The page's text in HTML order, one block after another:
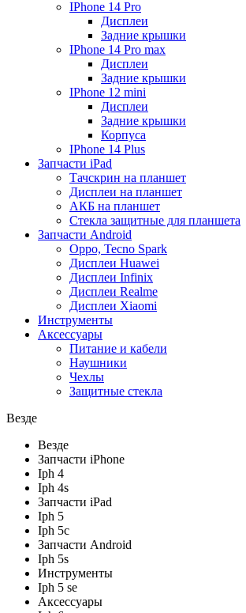
IPhone 14 Pro
Дисплеи
Задние крышки
IPhone 14 Pro max
Дисплеи
Задние крышки
IPhone 12 mini
Дисплеи
Задние крышки
Корпуса
IPhone 14 Plus
Запчасти iPad
Тачскрин на планшет
Дисплеи на планшет
АКБ на планшет
Стекла защитные для планшета
Запчасти Android
Oppo, Tecno Spark
Дисплеи Huawei
Дисплеи Infinix
Дисплеи Realme
Дисплеи Xiaomi
Инструменты
Аксессуары
Питание и кабели
Наушники
Чехлы
Защитные стекла
Везде
Везде
Запчасти iPhone
Iph 4
Iph 4s
Запчасти iPad
Iph 5
Iph 5c
Запчасти Android
Iph 5s
Инструменты
Iph 5 se
Аксессуары